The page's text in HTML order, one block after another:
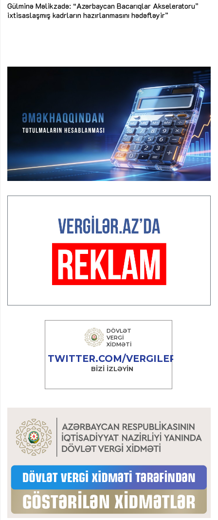
Gülminə Məlikzadə: “Azərbaycan Bacarıqlar Akseleratoru”
ixtisaslaşmış kadrların hazırlanmasını hədəfləyir”